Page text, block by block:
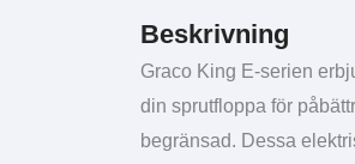
Beskrivning
Graco King E-serien
din sprutfloppa för
begränsad. Dessa